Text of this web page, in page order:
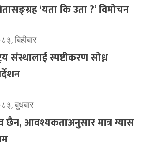
‘यता कि उता ?’ विमोचन
बिहीबार
संस्थालाई स्पष्टीकरण सोध्न
बुधबार
छैन, आवश्यकताअनुसार मात्र ग्यास